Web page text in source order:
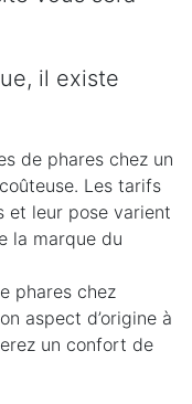
il existe
de phares chez un
Les tarifs
et leur pose varient
la marque du
phares chez
aspect d’origine à
un confort de